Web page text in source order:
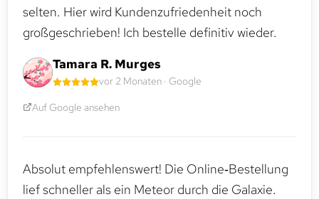
selten. Hier wird Kundenzufriedenheit noch
großgeschrieben! Ich bestelle definitiv wieder.
Tamara R. Murges
vor 2 Monaten · Google
Auf Google ansehen
Absolut empfehlenswert! Die Online‑Bestellung
lief schneller als ein Meteor durch die Galaxie.